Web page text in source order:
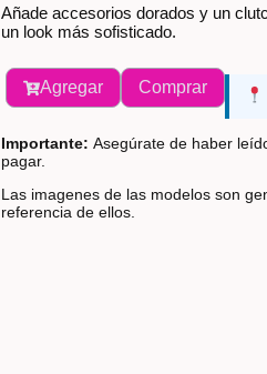
Añade accesorios dorados y un
un look más sofisticado.
Agregar Comprar
Importante: Asegúrate de haber
pagar.
Las imagenes de las modelos son
referencia de ellos.